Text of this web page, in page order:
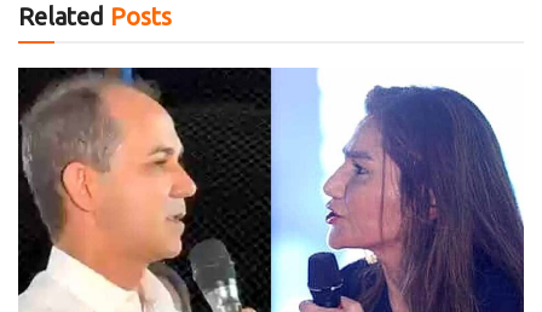
Related Posts